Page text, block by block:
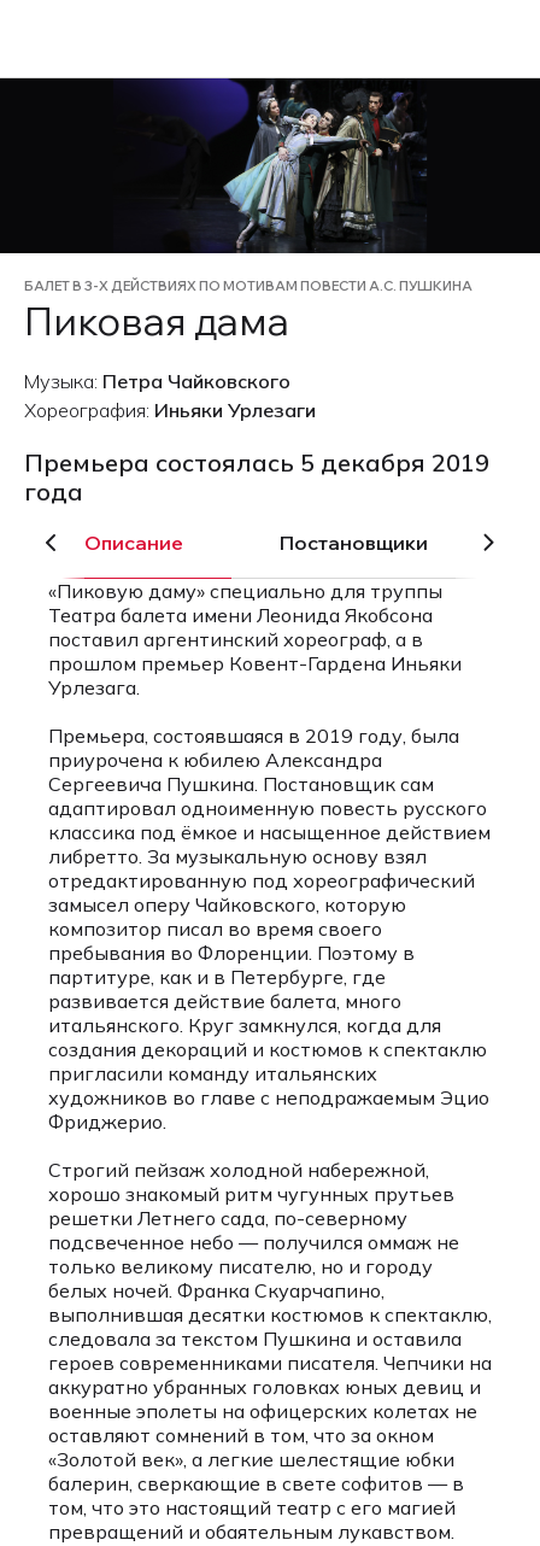
БАЛЕТ В 3-Х ДЕЙСТВИЯХ ПО МОТИВАМ ПОВЕСТИ А.С. ПУШКИНА
Пиковая дама
Музыка: Петра Чайковского
Хореография: Иньяки Урлезаги
Премьера состоялась 5 декабря 2019
года
Описание
Постановщики
«Пиковую даму» специально для труппы
Театра балета имени Леонида Якобсона
поставил аргентинский хореограф, а в
прошлом премьер Ковент-Гардена Иньяки
Урлезага.
Премьера, состоявшаяся в 2019 году, была
приурочена к юбилею Александра
Сергеевича Пушкина. Постановщик сам
адаптировал одноименную повесть русского
классика под ёмкое и насыщенное действием
либретто. За музыкальную основу взял
отредактированную под хореографический
замысел оперу Чайковского, которую
композитор писал во время своего
пребывания во Флоренции. Поэтому в
партитуре, как и в Петербурге, где
развивается действие балета, много
итальянского. Круг замкнулся, когда для
создания декораций и костюмов к спектаклю
пригласили команду итальянских
художников во главе с неподражаемым Эцио
Фриджерио.
Строгий пейзаж холодной набережной,
хорошо знакомый ритм чугунных прутьев
решетки Летнего сада, по-северному
подсвеченное небо — получился оммаж не
только великому писателю, но и городу
белых ночей. Франка Скуарчапино,
выполнившая десятки костюмов к спектаклю,
следовала за текстом Пушкина и оставила
героев современниками писателя. Чепчики на
аккуратно убранных головках юных девиц и
военные эполеты на офицерских колетах не
оставляют сомнений в том, что за окном
«Золотой век», а легкие шелестящие юбки
балерин, сверкающие в свете софитов — в
том, что это настоящий театр с его магией
превращений и обаятельным лукавством.